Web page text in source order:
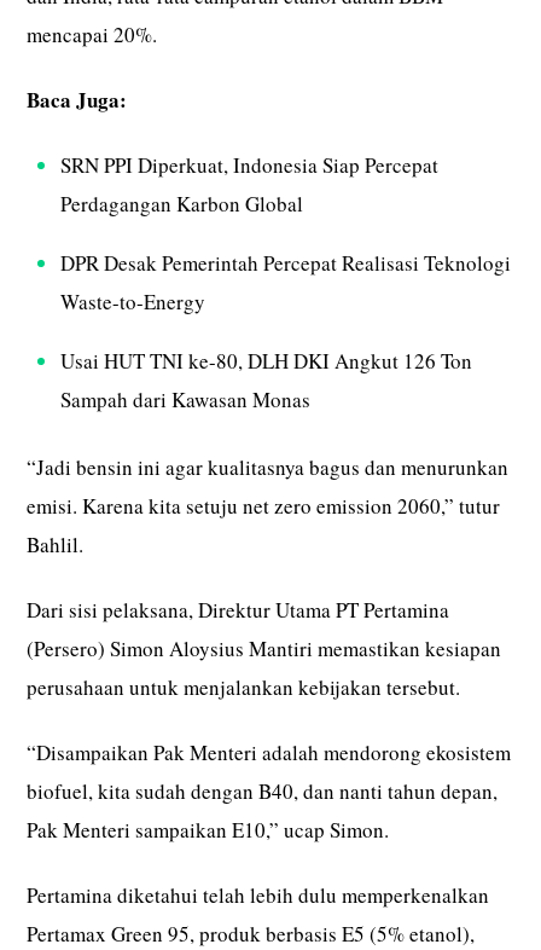
mencapai 20%.
Baca Juga:
SRN PPI Diperkuat, Indonesia Siap Percepat
Perdagangan Karbon Global
DPR Desak Pemerintah Percepat Realisasi Teknologi
Waste-to-Energy
Usai HUT TNI ke-80, DLH DKI Angkut 126 Ton
Sampah dari Kawasan Monas
“Jadi bensin ini agar kualitasnya bagus dan menurunkan
emisi. Karena kita setuju net zero emission 2060,” tutur
Bahlil.
Dari sisi pelaksana, Direktur Utama PT Pertamina
(Persero) Simon Aloysius Mantiri memastikan kesiapan
perusahaan untuk menjalankan kebijakan tersebut.
“Disampaikan Pak Menteri adalah mendorong ekosistem
biofuel, kita sudah dengan B40, dan nanti tahun depan,
Pak Menteri sampaikan E10,” ucap Simon.
Pertamina diketahui telah lebih dulu memperkenalkan
Pertamax Green 95, produk berbasis E5 (5% etanol),